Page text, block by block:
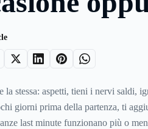
la stessa: aspetti, tieni i nervi saldi,
giorni prima della partenza, ti
last minute funzionano più o